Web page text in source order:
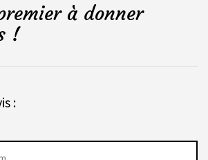
à donner
!
: